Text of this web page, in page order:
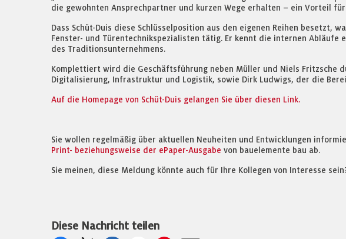
die gewohnten Ansprechpartner und kurzen Wege erhalten – ein Vorteil
Dass Schüt-Duis diese Schlüsselposition aus den eigenen Reihen besetzt,
Fenster- und Türentechnikspezialisten tätig. Er kennt die internen
des Traditionsunternehmens.
Komplettiert wird die Geschäftsführung neben Müller und Niels Fritzsche
Digitalisierung, Infrastruktur und Logistik, sowie Dirk Ludwigs, der die
Auf die Homepage von Schüt-Duis gelangen Sie über diesen Link.
Sie wollen regelmäßig über aktuellen Neuheiten und Entwicklungen
Print- beziehungsweise der ePaper-Ausgabe von bauelemente bau ab.
Sie meinen, diese Meldung könnte auch für Ihre Kollegen von Interesse
Diese Nachricht teilen